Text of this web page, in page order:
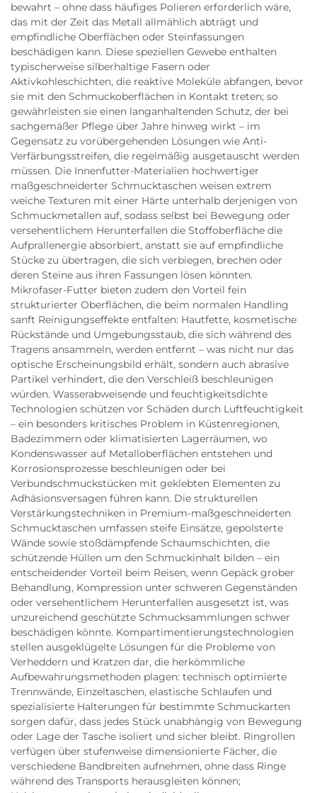
bewahrt – ohne dass häufiges Polieren erforderlich wäre,
das mit der Zeit das Metall allmählich abträgt und
empfindliche Oberflächen oder Steinfassungen
beschädigen kann. Diese speziellen Gewebe enthalten
typischerweise silberhaltige Fasern oder
Aktivkohleschichten, die reaktive Moleküle abfangen, bevor
sie mit den Schmuckoberflächen in Kontakt treten; so
gewährleisten sie einen langanhaltenden Schutz, der bei
sachgemäßer Pflege über Jahre hinweg wirkt – im
Gegensatz zu vorübergehenden Lösungen wie Anti-
Verfärbungsstreifen, die regelmäßig ausgetauscht werden
müssen. Die Innenfutter-Materialien hochwertiger
maßgeschneiderter Schmucktaschen weisen extrem
weiche Texturen mit einer Härte unterhalb derjenigen von
Schmuckmetallen auf, sodass selbst bei Bewegung oder
versehentlichem Herunterfallen die Stoffoberfläche die
Aufprallenergie absorbiert, anstatt sie auf empfindliche
Stücke zu übertragen, die sich verbiegen, brechen oder
deren Steine aus ihren Fassungen lösen könnten.
Mikrofaser-Futter bieten zudem den Vorteil fein
strukturierter Oberflächen, die beim normalen Handling
sanft Reinigungseffekte entfalten: Hautfette, kosmetische
Rückstände und Umgebungsstaub, die sich während des
Tragens ansammeln, werden entfernt – was nicht nur das
optische Erscheinungsbild erhält, sondern auch abrasive
Partikel verhindert, die den Verschleiß beschleunigen
würden. Wasserabweisende und feuchtigkeitsdichte
Technologien schützen vor Schäden durch Luftfeuchtigkeit
– ein besonders kritisches Problem in Küstenregionen,
Badezimmern oder klimatisierten Lagerräumen, wo
Kondenswasser auf Metalloberflächen entstehen und
Korrosionsprozesse beschleunigen oder bei
Verbundschmuckstücken mit geklebten Elementen zu
Adhäsionsversagen führen kann. Die strukturellen
Verstärkungstechniken in Premium-maßgeschneiderten
Schmucktaschen umfassen steife Einsätze, gepolsterte
Wände sowie stoßdämpfende Schaumschichten, die
schützende Hüllen um den Schmuckinhalt bilden – ein
entscheidender Vorteil beim Reisen, wenn Gepäck grober
Behandlung, Kompression unter schweren Gegenständen
oder versehentlichem Herunterfallen ausgesetzt ist, was
unzureichend geschützte Schmucksammlungen schwer
beschädigen könnte. Kompartimentierungstechnologien
stellen ausgeklügelte Lösungen für die Probleme von
Verheddern und Kratzen dar, die herkömmliche
Aufbewahrungsmethoden plagen: technisch optimierte
Trennwände, Einzeltaschen, elastische Schlaufen und
spezialisierte Halterungen für bestimmte Schmuckarten
sorgen dafür, dass jedes Stück unabhängig von Bewegung
oder Lage der Tasche isoliert und sicher bleibt. Ringrollen
verfügen über stufenweise dimensionierte Fächer, die
verschiedene Bandbreiten aufnehmen, ohne dass Ringe
während des Transports herausgleiten können;